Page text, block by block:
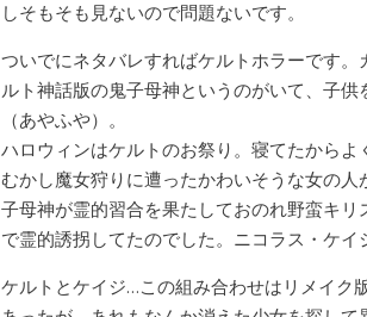
しそもそも見ないので問題ないです。
ついでにネタバレすればケルトホラーです
ルト神話版の鬼子母神というのがいて、子
（あやふや）。
ハロウィンはケルトのお祭り。寝てたから
むかし魔女狩りに遭ったかわいそうな女の
子母神が霊的習合を果たしておのれ野蛮キ
で霊的誘拐してたのでした。ニコラス・ケイ
ケルトとケイジ…この組み合わせはリメイク